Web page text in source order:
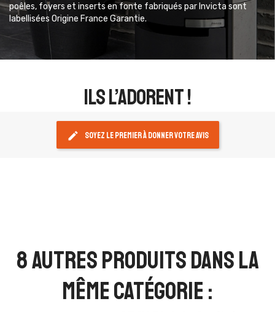
poêles, foyers et inserts en fonte fabriqués par Invicta sont
labellisées Origine France Garantie.
ils l’adorent !
edit Soyez le premier à donner votre avis
8 autres produits dans la
même catégorie :